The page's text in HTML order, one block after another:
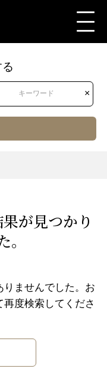
キーワード ×
岐阜県
料理 スペイン料理
が⾒つかり
ませんでした。 お
度検索してくださ